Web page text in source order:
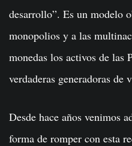
desarrollo”. Es un modelo
monopolios y a las
monedas los activos de las
verdaderas generadoras de
Desde hace años venimos
forma de romper con esta